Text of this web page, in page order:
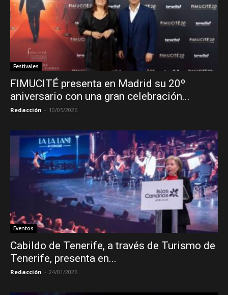
Festivales
FIMUCITÉ presenta en Madrid su 20º
aniversario con una gran celebración...
Redacción - 10/05/2026
Eventos
Cabildo de Tenerife, a través de Turismo de
Tenerife, presenta en...
Redacción - 24/01/2026